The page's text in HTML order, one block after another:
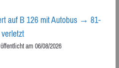
auf B 126 mit Autobus → 81-
am 06/08/2026